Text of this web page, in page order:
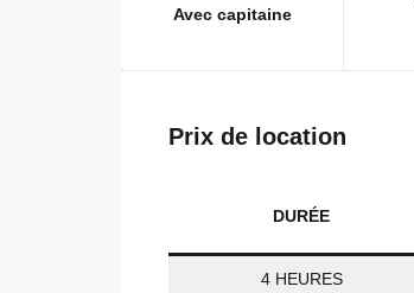
Avec capitaine
Prix de location
DURÉE
4 HEURES